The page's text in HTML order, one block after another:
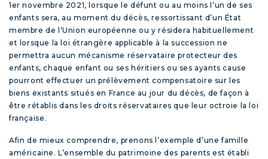
1er novembre 2021, lorsque le défunt ou au moins l’un de ses
enfants sera, au moment du décès, ressortissant d’un État
membre de l’Union européenne ou y résidera habituellement
et lorsque la loi étrangère applicable à la succession ne
permettra aucun mécanisme réservataire protecteur des
enfants, chaque enfant ou ses héritiers ou ses ayants cause
pourront effectuer un prélèvement compensatoire sur les
biens existants situés en France au jour du décès, de façon à
être rétablis dans les droits réservataires que leur octroie la loi
française.
Afin de mieux comprendre, prenons l’exemple d’une famille
américaine. L’ensemble du patrimoine des parents est établi